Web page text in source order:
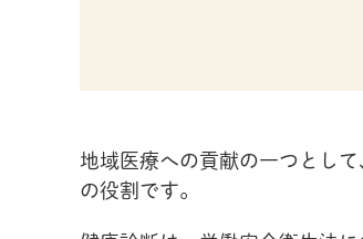
地域医療への貢献の一つとし
の役割です。